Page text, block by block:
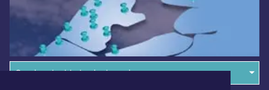
Overige dagbladen in de regio